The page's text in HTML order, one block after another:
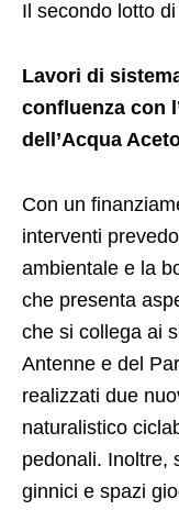
Il secondo lotto
Lavori di
confluenza con
dell’Acqua
Con un
interventi
ambientale e la
che presenta
che si collega ai
Antenne e del
realizzati due
naturalistico
pedonali. Inoltre,
ginnici e spazi